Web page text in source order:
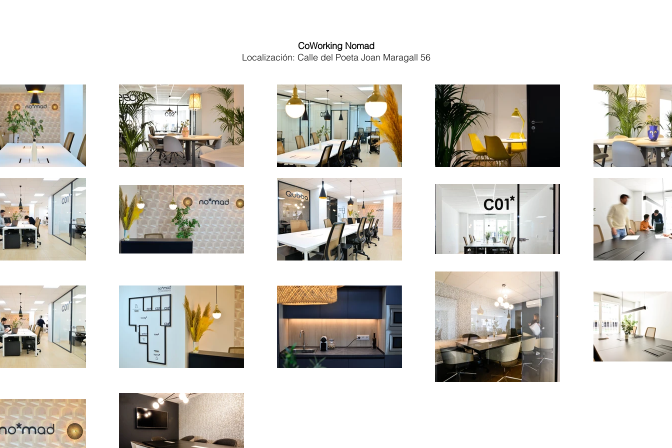
CoWorking Nomad
Localización: Calle del Poeta Joan Maragall 56